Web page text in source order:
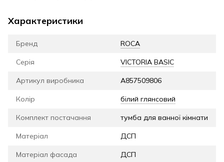
Характеристики
Бренд ROCA
Серія VICTORIA BASIC
Артикул виробника A857509806
Колір білий глянсовий
Комплект постачання тумба для ванної кімнати
Матеріал ДСП
Матеріал фасада ДСП